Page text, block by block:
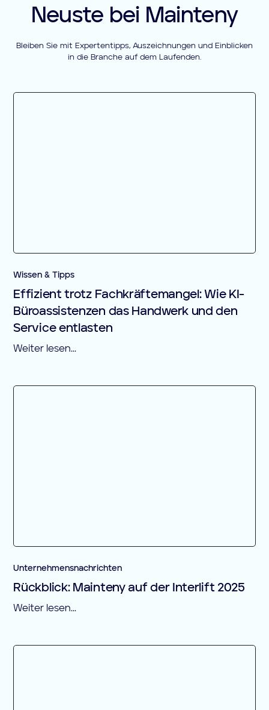
Neuste bei Mainteny
Bleiben Sie mit Expertentipps, Auszeichnungen und Einblicken
in die Branche auf dem Laufenden.
Wissen & Tipps
Effizient trotz Fachkräftemangel: Wie KI-
Büroassistenzen das Handwerk und den
Service entlasten
Weiter lesen...
Unternehmensnachrichten
Rückblick: Mainteny auf der Interlift 2025
Weiter lesen...